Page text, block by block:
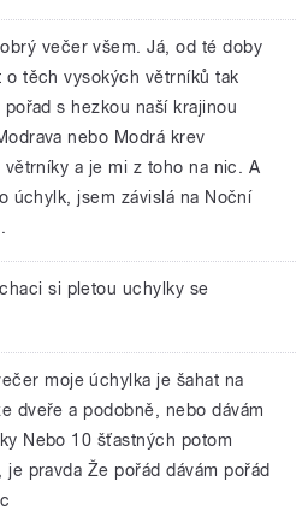
večer všem. Já, od té doby
o těch vysokých větrníků tak
s hezkou naší krajinou
nebo Modrá krev
a je mi z toho na nic. A
úchylk, jsem závislá na Noční
si pletou uchylky se
moje úchylka je šahat na
dveře a podobně, nebo dávám
Nebo 10 šťastných potom
pravda Že pořád dávám pořád